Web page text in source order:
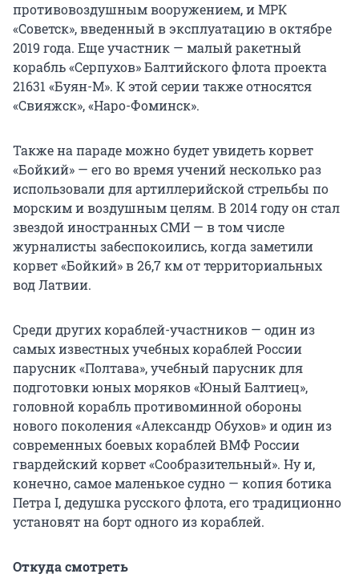
противовоздушным вооружением, и МРК
«Советск», введенный в эксплуатацию в октябре
2019 года. Еще участник — малый ракетный
корабль «Серпухов» Балтийского флота проекта
21631 «Буян-М». К этой серии также относятся
«Свияжск», «Наро-Фоминск».
Также на параде можно будет увидеть корвет
«Бойкий» — его во время учений несколько раз
использовали для артиллерийской стрельбы по
морским и воздушным целям. В 2014 году он стал
звездой иностранных СМИ — в том числе
журналисты забеспокоились, когда заметили
корвет «Бойкий» в 26,7 км от территориальных
вод Латвии.
Среди других кораблей-участников — один из
самых известных учебных кораблей России
парусник «Полтава», учебный парусник для
подготовки юных моряков «Юный Балтиец»,
головной корабль противоминной обороны
нового поколения «Александр Обухов» и один из
современных боевых кораблей ВМФ России
гвардейский корвет «Сообразительный». Ну и,
конечно, самое маленькое судно — копия ботика
Петра I, дедушка русского флота, его традиционно
установят на борт одного из кораблей.
Откуда смотреть